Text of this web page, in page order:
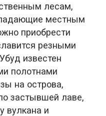
лесам,
местным
приобрести
резными
известен
полотнами
на острова,
застывшей лаве,
вулкана и